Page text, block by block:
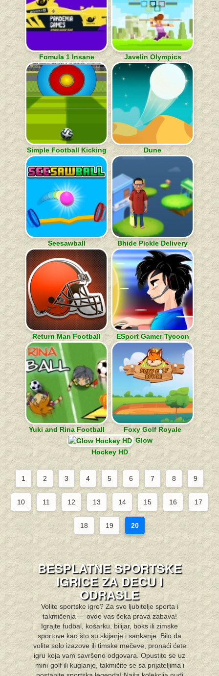
Fomula 1 Insane Javelin Olympics
Simple Football Kicking Dune
Seesawball Bhide Pickle Delivery
Return Man Football ESport Gamer Tycoon
Yuki and Rina Football
Foxy Golf Royale
Glow
Hockey HD
1 2 3 4 5 6 7 8 9
10 11 12 13 14 15 16 17
18 19 20
BESPLATNE SPORTSKE
IGRICE ZA DECU I
ODRASLE
Volite sportske igre? Za sve ljubitelje sporta i
takmičenja — ovde vas čeka prava zabava!
Igrajte fudbal, košarku, bilijar, boks ili zim­ske
sportove kao što su skijanje i sankanje. Bilo da
volite solo izazove ili timske mečeve, pronaći ćete
igru koja vam savršeno odgovara. Opustite se uz
mini-golf ili kuglanje, takmičite se sa prijateljima i